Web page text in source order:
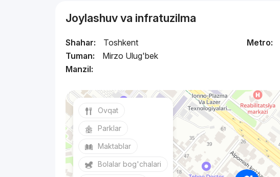
Joylashuv va infratuzilma
Shahar:
Toshkent
Tuman:
Mirzo Ulug'bek
Manzil:
Metro:
Ovqat
Parklar
Maktablar
Bolalar bog'chalari